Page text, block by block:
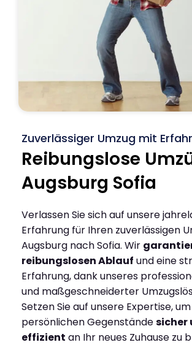
Zuverlässiger Umzug mit
Reibungslose
Augsburg Sofia
Verlassen Sie sich auf unsere
Erfahrung für Ihren zuverlässigen
Augsburg nach Sofia. Wir
reibungslosen Ablauf und eine
Erfahrung, dank unseres
und maßgeschneiderter
Setzen Sie auf unsere Expertise,
persönlichen Gegenständesicher
effizient an Ihr neues Zuhause zu